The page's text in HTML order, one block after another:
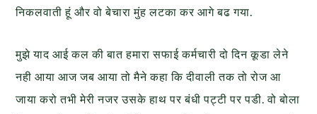
निकलवाती हूं और वो बेचारा मुंह लटका कर आगे बढ गया.
मुझे याद आई कल की बात हमारा सफाई कर्मचारी दो दिन कूडा लेने
नही आया आज जब आया तो मैने कहा कि दीवाली तक तो रोज आ
जाया करो तभी मेरी नजर उसके हाथ पर बंधी पट्टी पर पडी. वो बोला